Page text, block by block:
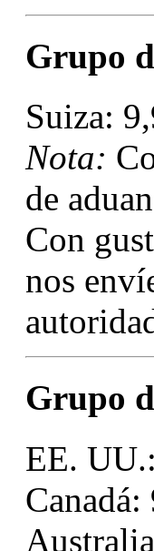
Grupo
Suiza:
Nota:
de
Con
nos
Grupo
EE.